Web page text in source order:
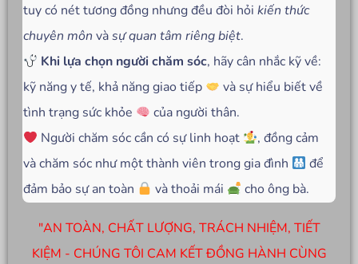
tuy có nét tương đồng nhưng đều đòi hỏi kiến thức
chuyên môn vàsự quan tâm riêng biệt.
Khi lựa chọn người chăm sóc, hãy cân nhắc kỹ về:
kỹ năng y tế, khả năng giao tiếp
và sự hiểu biết về
tình trạng sức khỏe
của người thân.
Người chăm sóc cần có sự linh hoạt
, đồng cảm
và chăm sóc như một thành viên trong gia đình
để
đảm bảo sự an toàn
và thoải mái cho ông bà.
"AN TOÀN, CHẤT LƯỢNG, TRÁCH NHIỆM, TIẾT
KIỆM - CHÚNG TÔI CAM KẾT ĐỒNG HÀNH CÙNG